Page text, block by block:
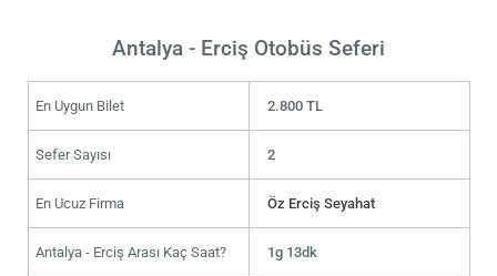
Antalya - Erciş Otobüs Seferi
En Uygun Bilet 2.800 TL
Sefer Sayısı 2
En Ucuz Firma Öz Erciş Seyahat
Antalya - Erciş Arası Kaç Saat? 1g 13dk